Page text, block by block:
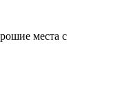
места с